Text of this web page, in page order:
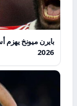
2026